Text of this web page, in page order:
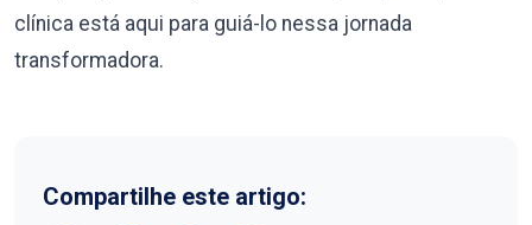
clínica está aqui para guiá-lo nessa jornada
transformadora.
Compartilhe este artigo: